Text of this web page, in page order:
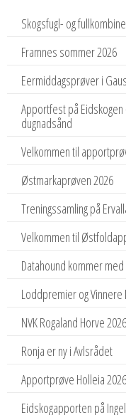
Skogsfugl- og
Framnes sommer 2026
Eermiddagsprøver i
Apportfest på
dugnadsånd
Velkommen til
Østmarkaprøven 2026
Treningssamling på
Velkommen til
Datahound kommer
Loddpremier og Vinnere
NVK Rogaland Horve 2026
Ronja er ny i Avlsrådet
Apportprøve Holleia 2026
Eidskogapporten på